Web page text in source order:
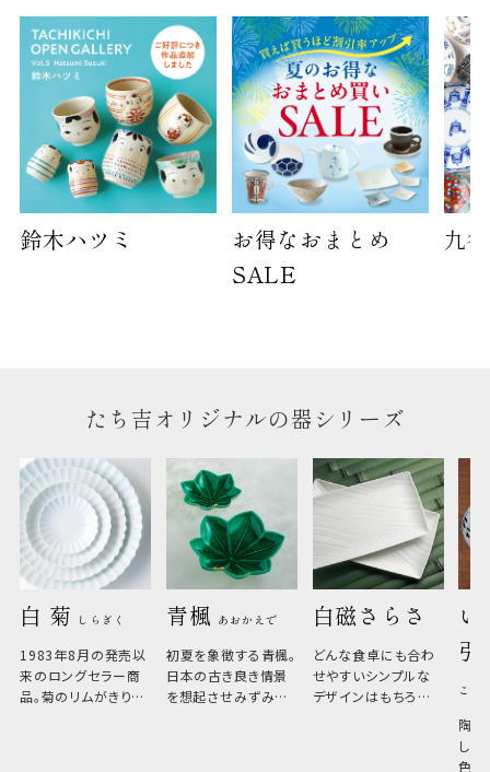
のしについて
のしについてはこちらをご覧ください
鈴木ハツミ
お得なおまとめ
SALE
九
たち吉オリジナルの器シリーズ
白 菊 しらぎく
1983年8月の発売以
来のロングセラー商
品。菊のリムがきりっ
青楓 あおかえで
初夏を象徴する青楓。
日本の古き良き情景
を想起させみずみず
白磁さらさ
どんな食卓にも合わ
せやすいシンプルな
デザインはもちろん、
い
こひ
陶器
しい
色の